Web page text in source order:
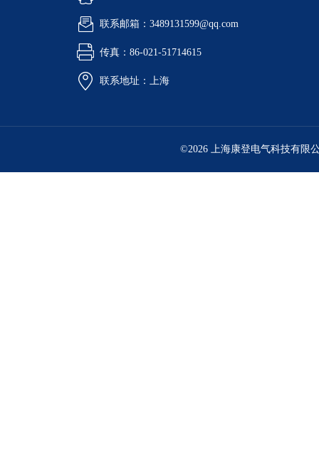
联系邮箱：3489131599@qq.com
传真：86-021-51714615
联系地址：上海
©2026 上海康登电气科技有限